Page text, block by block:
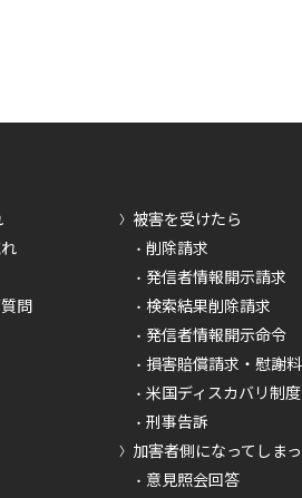
問
被害を受けたら
削除請求
発信者情報開示請求
検索結果削除請求
発信者情報開示命令
損害賠償請求・慰謝
米国ディスカバリ制度
刑事告訴
加害者側になってしま
意見照会回答